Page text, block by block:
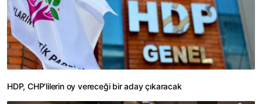
HDP, CHP’lilerin oy vereceği bir aday çıkaracak